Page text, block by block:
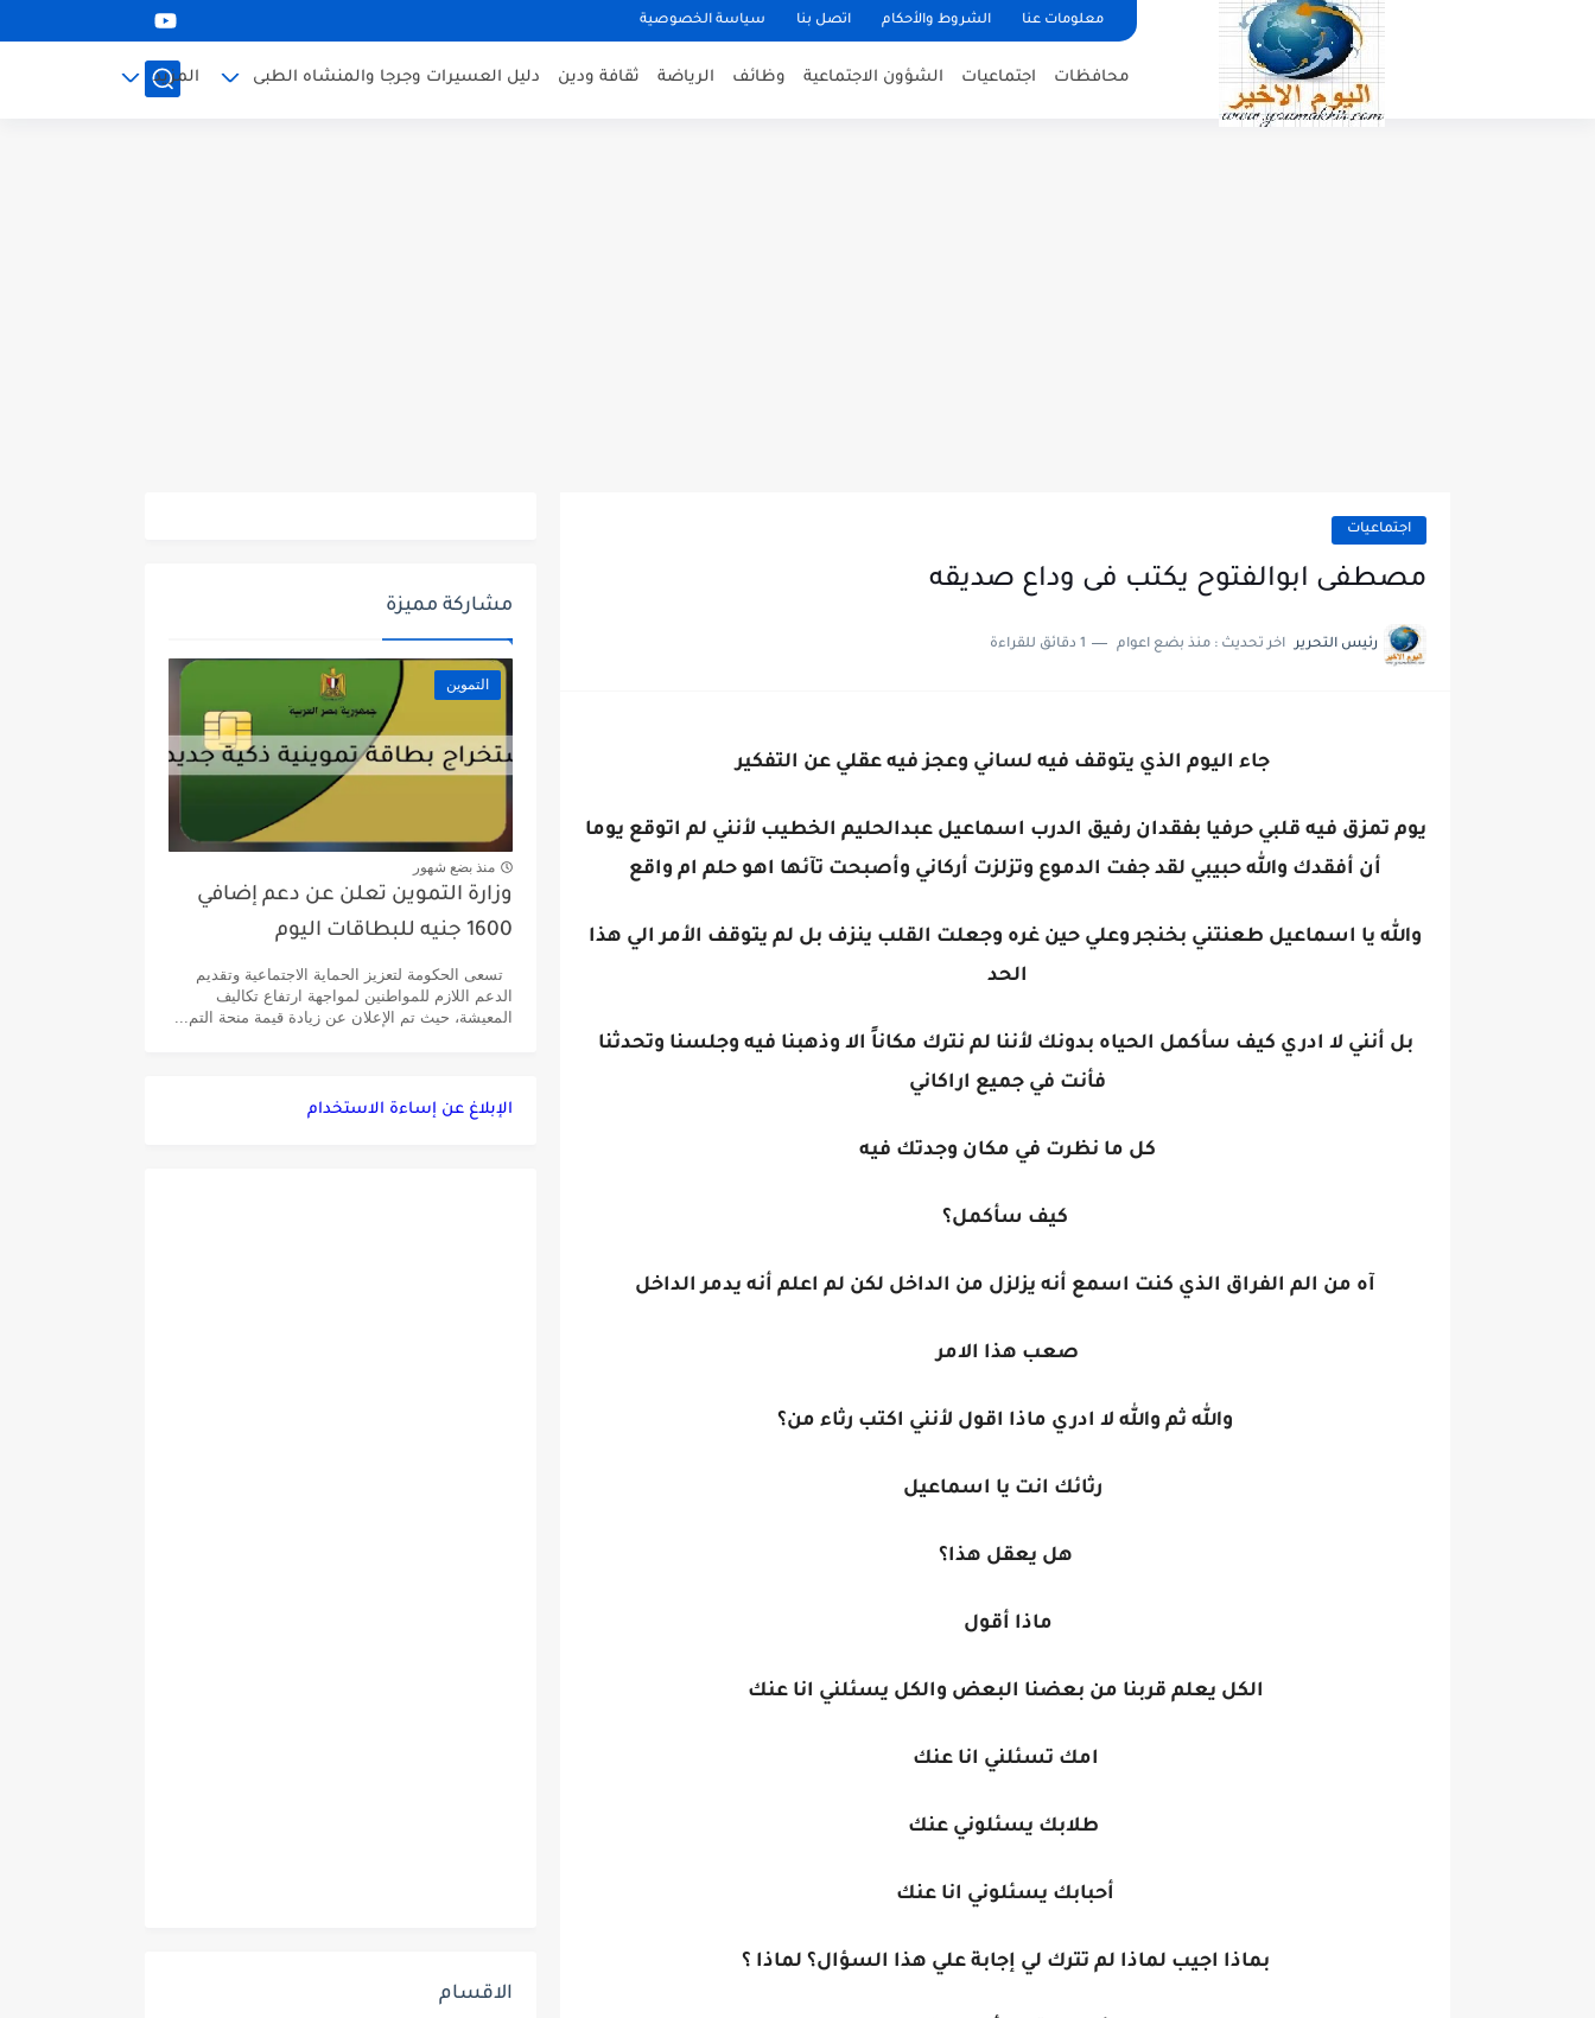
معلومات عنا الشروط والأحكام اتصل بنا سياسة الخصوصية
محافظات اجتماعيات الشؤون الاجتماعية وظائف الرياضة ثقافة ودين دليل العسيرات وجرجا والمنشاه الطبى المزيد
اجتماعيات
مصطفى ابوالفتوح يكتب فى وداع صديقه
رئيس التحرير اخر تحديث : منذ بضع اعوام 1 دقائق للقراءة
جاء اليوم الذي يتوقف فيه لساني وعجز فيه عقلي عن التفكير
يوم تمزق فيه قلبي حرفيا بفقدان رفيق الدرب اسماعيل عبدالحليم الخطيب لأنني لم اتوقع يوما
أن أفقدك والله حبيبي لقد جفت الدموع وتزلزت أركاني وأصبحت تآئها اهو حلم ام واقع
والله يا اسماعيل طعنتني بخنجر وعلي حين غره وجعلت القلب ينزف بل لم يتوقف الأمر الي هذا
الحد
بل أنني لا ادري كيف سأكمل الحياه بدونك لأننا لم نترك مكاناً الا وذهبنا فيه وجلسنا وتحدثنا
فأنت في جميع اراكاني
كل ما نظرت في مكان وجدتك فيه
كيف سأكمل؟
آه من الم الفراق الذي كنت اسمع أنه يزلزل من الداخل لكن لم اعلم أنه يدمر الداخل
صعب هذا الامر
والله ثم والله لا ادري ماذا اقول لأنني اكتب رثاء من؟
رثائك انت يا اسماعيل
هل يعقل هذا؟
ماذا أقول
الكل يعلم قربنا من بعضنا البعض والكل يسئلني انا عنك
امك تسئلني انا عنك
طلابك يسئلوني عنك
أحبابك يسئلوني انا عنك
بماذا اجيب لماذا لم تترك لي إجابة علي هذا السؤال؟ لماذا ؟
مشاركة مميزة
التموين
منذ بضع شهور
وزارة التموين تعلن عن دعم إضافي
1600 جنيه للبطاقات اليوم
تسعى الحكومة لتعزيز الحماية الاجتماعية وتقديم
الدعم اللازم للمواطنين لمواجهة ارتفاع تكاليف
المعيشة، حيث تم الإعلان عن زيادة قيمة منحة التم...
الإبلاغ عن إساءة الاستخدام
الاقسام